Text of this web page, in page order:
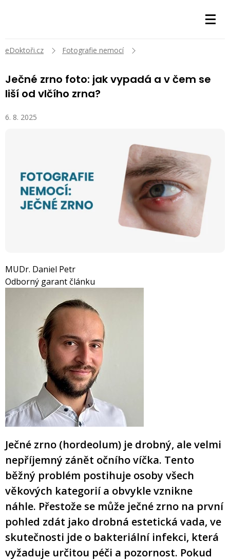
eDoktoři.cz Fotografie nemocí
Ječné zrno foto: jak vypadá a v čem se
liší od vlčího zrna?
6. 8. 2025
MUDr. Daniel Petr
Odborný garant článku
Ječné zrno (hordeolum) je drobný, ale velmi
nepříjemný zánět očního víčka. Tento
běžný problém postihuje osoby všech
věkových kategorií a obvykle vznikne
náhle. Přestože se může ječné zrno na první
pohled zdát jako drobná estetická vada, ve
skutečnosti jde o bakteriální infekci, která
vyžaduje určitou péči a pozornost. Pokud